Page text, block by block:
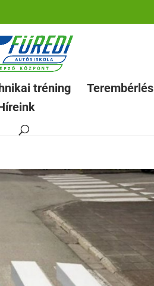
tréning Terembérlés